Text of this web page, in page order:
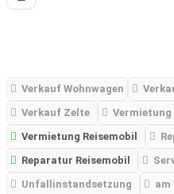
Verkauf Wohnwagen
Verkauf Zelte
Vermietung
Vermietung Reisemobil
Reparatur Reisemobil
Unfallinstandsetzung
am